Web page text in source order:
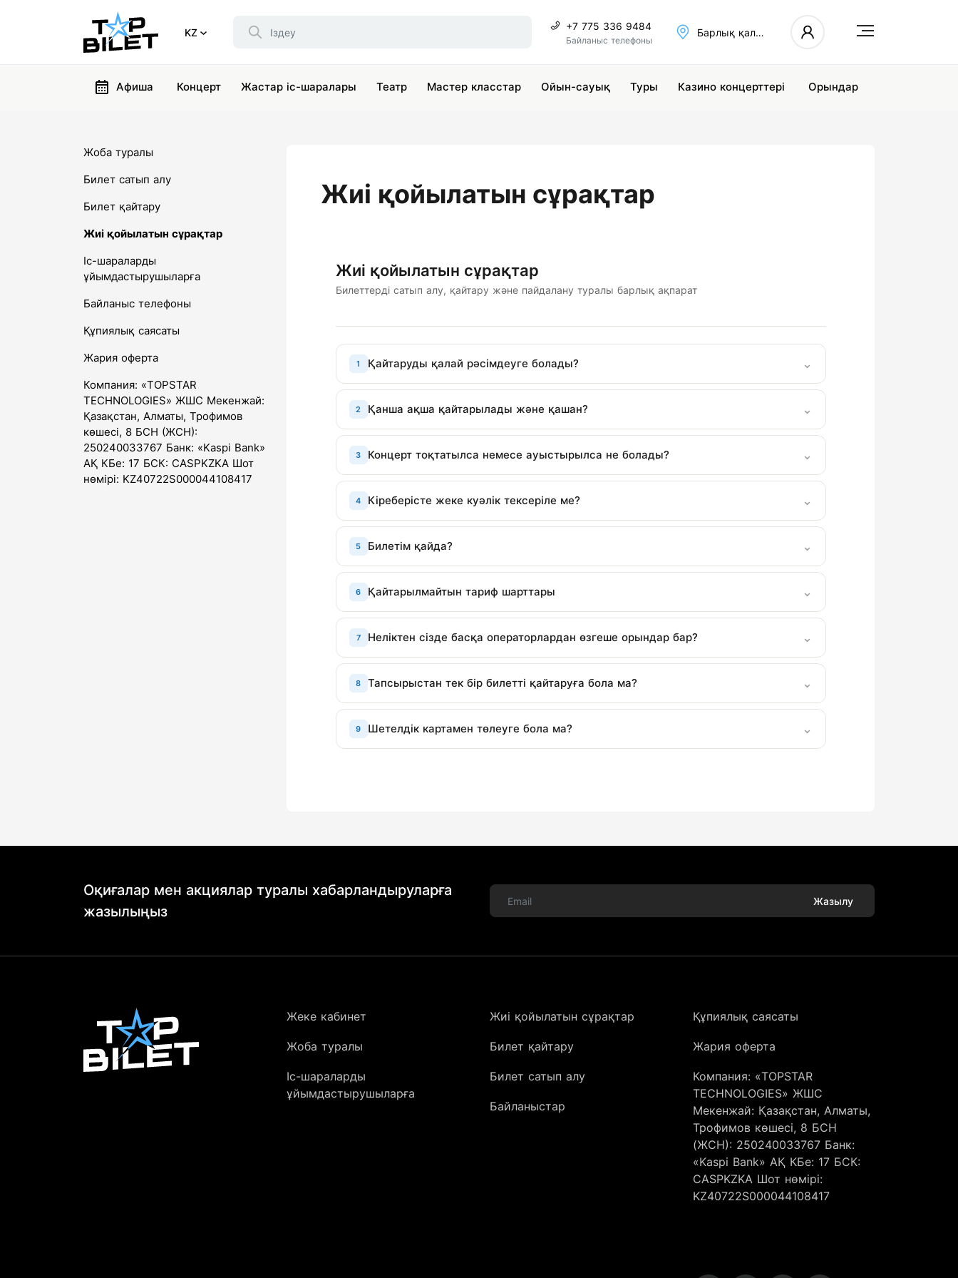
KZ +7 775 336 9484
Байланыс телефоны
Барлық қалалар
Афиша Концерт Жастар іс-шаралары Театр Мастер класстар Ойын-сауық Туры Казино концерттері Орындар
Жоба туралы
Билет сатып алу
Билет қайтару
Жиі қойылатын сұрақтар
Іс-шараларды
ұйымдастырушыларға
Байланыс телефоны
Құпиялық саясаты
Жария оферта
Компания: «TOPSTAR
TECHNOLOGIES» ЖШС Мекенжай:
Қазақстан, Алматы, Трофимов
көшесі, 8 БСН (ЖСН):
250240033767 Банк: «Kaspi Bank»
АҚ КБе: 17 БСК: CASPKZKA Шот
нөмірі: KZ40722S000044108417
Жиі қойылатын сұрақтар
Жиі қойылатын сұрақтар
Билеттерді сатып алу, қайтару және пайдалану туралы барлық ақпарат
1 Қайтаруды қалай рәсімдеуге болады? ⌄
2 Қанша ақша қайтарылады және қашан? ⌄
3 Концерт тоқтатылса немесе ауыстырылса не болады? ⌄
4 Кіреберісте жеке куәлік тексеріле ме? ⌄
5 Билетім қайда? ⌄
6 Қайтарылмайтын тариф шарттары ⌄
7 Неліктен сізде басқа операторлардан өзгеше орындар бар? ⌄
8 Тапсырыстан тек бір билетті қайтаруға бола ма? ⌄
9 Шетелдік картамен төлеуге бола ма? ⌄
Оқиғалар мен акциялар туралы хабарландыруларға
жазылыңыз
Жазылу
Жеке кабинет
Жоба туралы
Іс-шараларды
ұйымдастырушыларға
Жиі қойылатын сұрақтар
Билет қайтару
Билет сатып алу
Байланыстар
Құпиялық саясаты
Жария оферта
Компания: «TOPSTAR
TECHNOLOGIES» ЖШС
Мекенжай: Қазақстан, Алматы,
Трофимов көшесі, 8 БСН
(ЖСН): 250240033767 Банк:
«Kaspi Bank» АҚ КБе: 17 БСК:
CASPKZKA Шот нөмірі:
KZ40722S000044108417